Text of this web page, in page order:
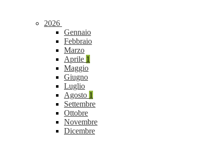
2026
Gennaio
Febbraio
Marzo
Aprile 1
Maggio
Giugno
Luglio
Agosto 1
Settembre
Ottobre
Novembre
Dicembre